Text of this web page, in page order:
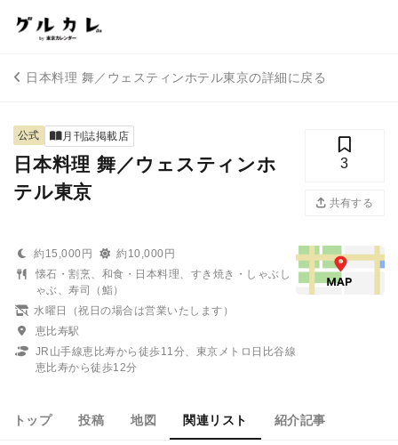
日本料理 舞／ウェスティンホテル東京の詳細に戻る
公式 月刊誌掲載店
日本料理 舞／ウェスティンホ
テル東京
3
共有する
約15,000円
約10,000円
懐石・割烹、和食・日本料理、すき焼き・しゃぶし
ゃぶ、寿司（鮨）
水曜日（祝日の場合は営業いたします）
恵比寿駅
JR山手線恵比寿から徒歩11分、東京メトロ日比谷線
恵比寿から徒歩12分
トップ 投稿 地図 関連リスト 紹介記事